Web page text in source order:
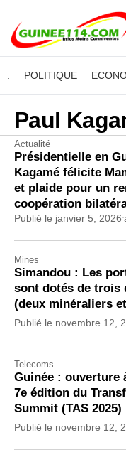
POLITIQUE
Paul
Actualité
Présidentielle en
Kagamé félicite
et plaide pour un
coopération
Publié le janvier 5, 2026
Mines
Simandou : Les
sont dotés de trois
(deux minéraliers
Publié le novembre 12,
Telecoms
Guinée : ouverture
7e édition du
Summit (TAS 2025)
Publié le novembre 12,